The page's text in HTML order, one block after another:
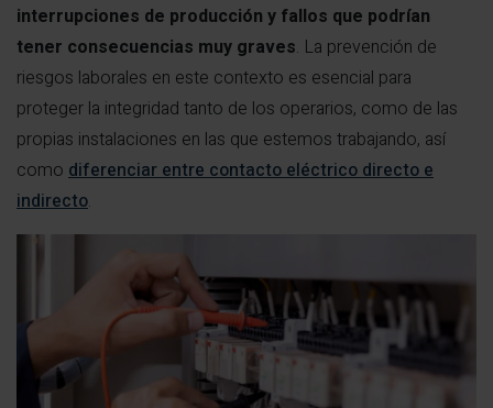
interrupciones de producción y fallos que podrían
tener consecuencias muy graves. La prevención de
riesgos laborales en este contexto es esencial para
proteger la integridad tanto de los operarios, como de las
propias instalaciones en las que estemos trabajando, así
como diferenciar entre contacto eléctrico directo e
indirecto.